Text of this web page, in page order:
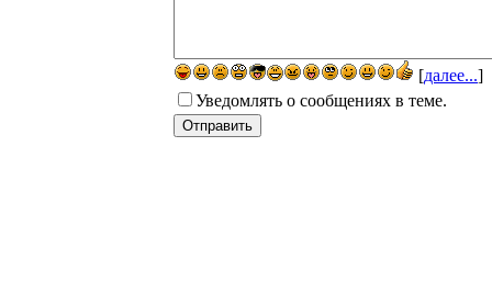
[далее...]
Уведомлять о сообщениях в теме.